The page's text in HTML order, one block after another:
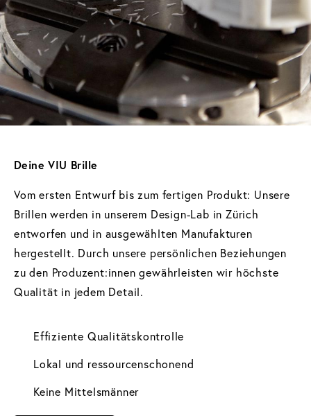
Deine VIU Brille
Vom ersten Entwurf bis zum fertigen Produkt: Unsere
Brillen werden in unserem Design-Lab in Zürich
entworfen und in ausgewählten Manufakturen
hergestellt. Durch unsere persönlichen Beziehungen
zu den Produzent:innen gewährleisten wir höchste
Qualität in jedem Detail.
Effiziente Qualitätskontrolle
Lokal und ressourcenschonend
Keine Mittelsmänner